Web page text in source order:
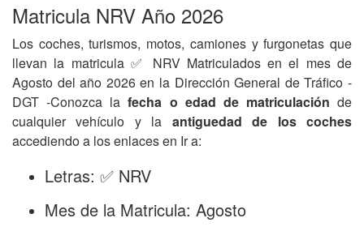
Matricula NRV Año 2026
Los coches, turismos, motos, camiones y furgonetas que
llevan la matricula ✅ NRV Matriculados en el mes de
Agosto del año 2026 en la Dirección General de Tráfico -
DGT -Conozca lafecha o edad de matriculación de
cualquier vehículo y la antiguedad de los coches
accediendo a los enlaces en Ir a:
Letras: ✅ NRV
Mes de la Matricula: Agosto